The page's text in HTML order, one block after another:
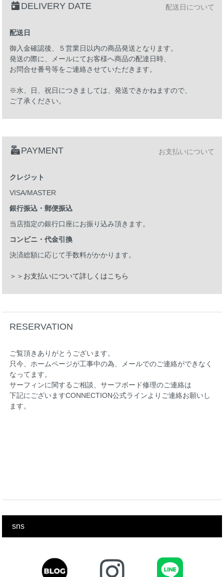
DELIVERY DATE 配送日について
配送日
御入金確認後、５営業日以内の商品発送となります。
発送の際に、メールにてお客様へ商品の配達日時、
お問合せ番号等をご連絡させていただきます。
※水、日、祝日につきましては、発送できかねますので、
ご了承ください。
PAYMENT お支払いについて
クレジット
VISA/MASTER
銀行振込・郵便振込
当店指定の銀行口座にお振り込み頂きます。
コンビニ・代金引換
決済総額に応じて手数料がかかります。
＞＞お支払いについて詳しくはこちら
RESERVATION
ご覧頂きありがとうございます。
只今、ホームページが工事中の為、メールでのご連絡ができなく
なってます。
サーフィンに関するご相談、サーフボード修理のご連絡は
下記にございますCONNECTION公式ラインよりご連絡お願いし
ます。
sns